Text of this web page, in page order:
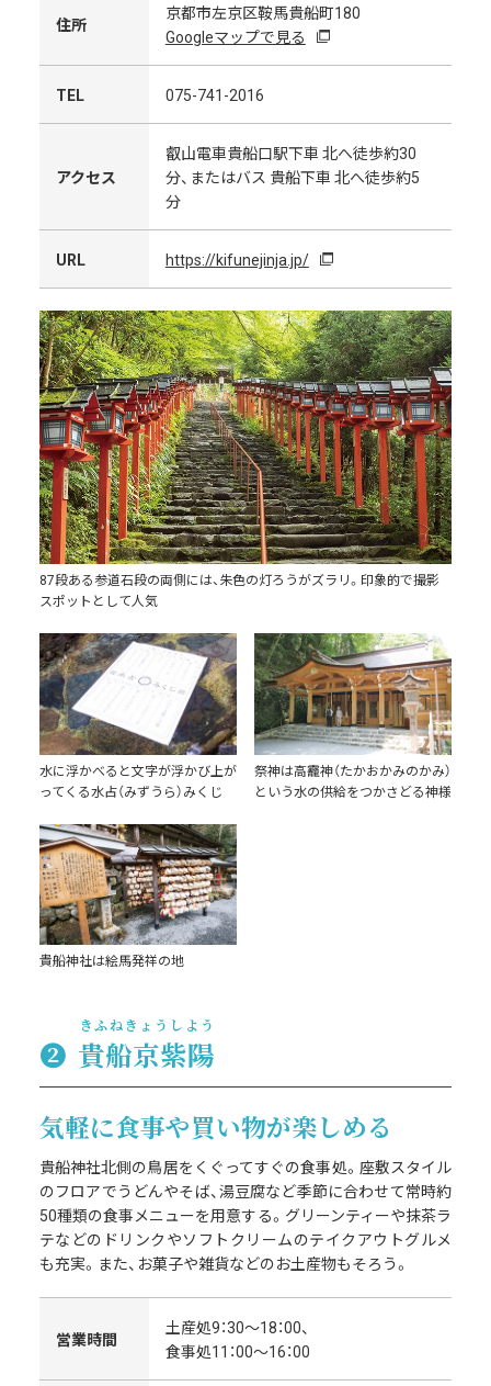
住所
京都市左京区鞍馬貴船町180
Googleマップで見る
TEL 075-741-2016
アクセス
叡山電車貴船口駅下車 北へ徒歩約30
分、またはバス 貴船下車 北へ徒歩約5
分
URL https://kifunejinja.jp/
87段ある参道石段の両側には、朱色の灯ろうがズラリ。印象的で撮影
スポットとして人気
水に浮かべると文字が浮かび上が
ってくる水占（みずうら）みくじ
祭神は高龗神（たかおかみのかみ）
という水の供給をつかさどる神様
貴船神社は絵馬発祥の地
❷ 貴船京紫陽
きふねきょうしよう
気軽に食事や買い物が楽しめる
貴船神社北側の鳥居をくぐってすぐの食事処。座敷スタイル
のフロアでうどんやそば、湯豆腐など季節に合わせて常時約
50種類の食事メニューを用意する。グリーンティーや抹茶ラ
テなどのドリンクやソフトクリームのテイクアウトグルメ
も充実。また、お菓子や雑貨などのお土産物もそろう。
営業時間
土産処9：30～18：00、
食事処11：00～16：00